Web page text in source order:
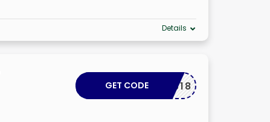
Details
BRSS18
GET CODE